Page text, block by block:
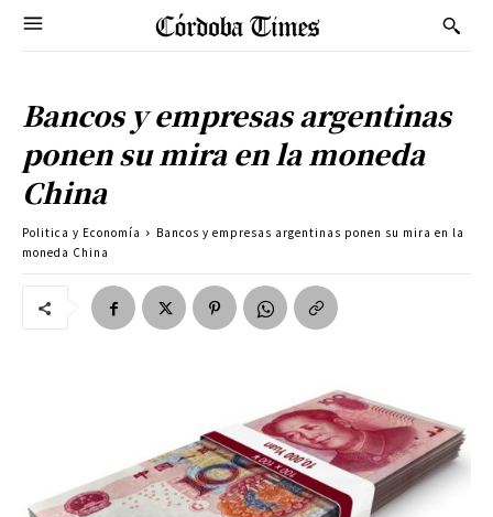
Bancos y empresas argentinas
ponen su mira en la moneda
China
Politica y Economía
Bancos y empresas argentinas ponen su mira en la
moneda China